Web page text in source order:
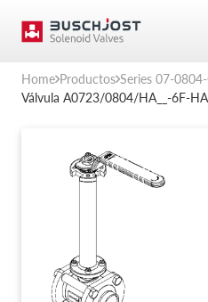
Home Productos Series 07-
Válvula A0723/0804/HA__-6F-HA